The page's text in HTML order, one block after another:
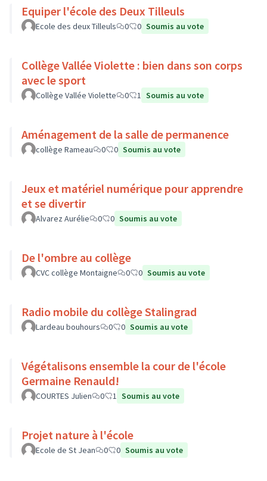
Equiper l'école des Deux Tilleuls
Ecole des deux Tilleuls 0 0 Soumis au vote
Collège Vallée Violette : bien dans son corps
avec le sport
Collège Vallée Violette 0 1 Soumis au vote
Aménagement de la salle de permanence
collège Rameau 0 0 Soumis au vote
Jeux et matériel numérique pour apprendre
et se divertir
Alvarez Aurélie 0 0 Soumis au vote
De l'ombre au collège
CVC collège Montaigne 0 0 Soumis au vote
Radio mobile du collège Stalingrad
Lardeau bouhours 0 0 Soumis au vote
Végétalisons ensemble la cour de l'école
Germaine Renauld!
COURTES Julien 0 1 Soumis au vote
Projet nature à l'école
Ecole de St Jean 0 0 Soumis au vote